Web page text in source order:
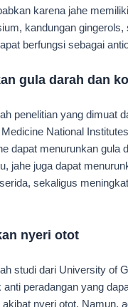
karena jahe
kandungan gingerols,
berfungsi sebagai
gula darah dan
penelitian yang dimuat
National
dapat menurunkan gula
jahe juga dapat
sekaligus
nyeri otot
studi dari University of
peradangan yang
nyeri otot. Namun,